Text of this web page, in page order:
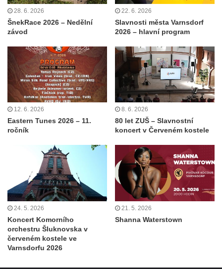
28. 6. 2026
ŠnekRace 2026 – Nedělní
závod
22. 6. 2026
Slavnosti města Varnsdorf
2026 – hlavní program
12. 6. 2026
Eastern Tunes 2026 – 11.
ročník
8. 6. 2026
80 let ZUŠ – Slavnostní
koncert v Červeném kostele
24. 5. 2026
Koncert Komorního
orchestru Šluknovska v
červeném kostele ve
Varnsdorfu 2026
21. 5. 2026
Shanna Waterstown